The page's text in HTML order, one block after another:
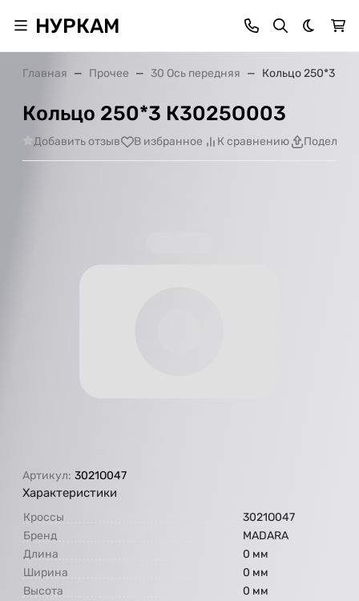
НУРКАМ Темная
Главная Прочее 30 Ось передняя Кольцо 250*3
Кольцо 250*3 К3025О003
Добавить отзыв В избранное К сравнению
Артикул: 3021О047
Характеристики
Кроссы
3021О047
Бренд
МАDARA
Длина
0 мм
Ширина
0 мм
Высота
0 мм